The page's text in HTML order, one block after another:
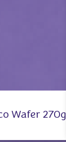
Wafer 270g